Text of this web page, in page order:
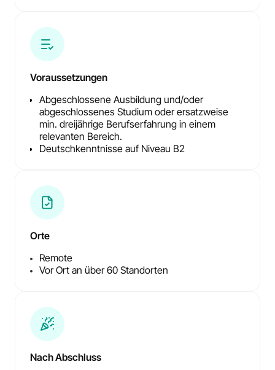
Voraussetzungen
Abgeschlossene Ausbildung und/oder
abgeschlossenes Studium oder ersatzweise
min. dreijährige Berufserfahrung in einem
relevanten Bereich.
Deutschkenntnisse auf Niveau B2
Orte
Remote
Vor Ort an über 60 Standorten
Nach Abschluss